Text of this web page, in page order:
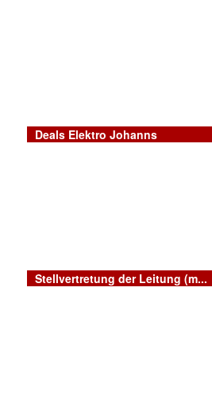
Deals Elektro Johanns
Stellvertretung der Leitung (m...